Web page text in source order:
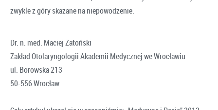
zwykle z góry skazane na niepowodzenie.
Dr. n. med. Maciej Zatoński
Zakład Otolaryngologii Akademii Medycznej we Wrocławiu
ul. Borowska 213
50-556 Wrocław